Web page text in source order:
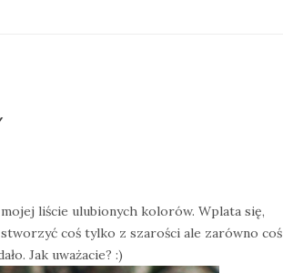
liście ulubionych kolorów. Wplata się,
coś tylko z szarości ale zarówno coś
Jak uważacie? :)